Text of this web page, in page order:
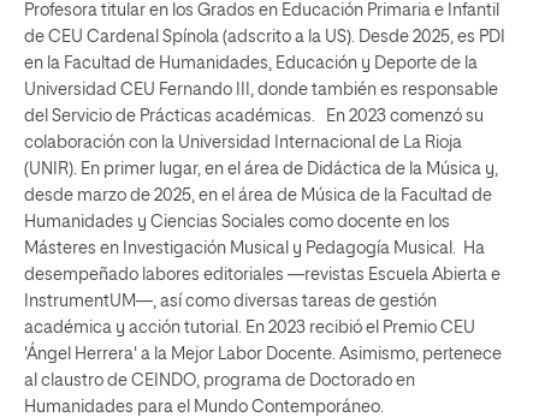
Profesora titular en los Grados en Educación Primaria e Infantil
de CEU Cardenal Spínola (adscrito a la US). Desde 2025, es PDI
en la Facultad de Humanidades, Educación y Deporte de la
Universidad CEU Fernando III, donde también es responsable
del Servicio de Prácticas académicas. En 2023 comenzó su
colaboración con la Universidad Internacional de La Rioja
(UNIR). En primer lugar, en el área de Didáctica de la Música y,
desde marzo de 2025, en el área de Música de la Facultad de
Humanidades y Ciencias Sociales como docente en los
Másteres en Investigación Musical y Pedagogía Musical. Ha
desempeñado labores editoriales —revistas Escuela Abierta e
InstrumentUM—, así como diversas tareas de gestión
académica y acción tutorial. En 2023 recibió el Premio CEU
'Ángel Herrera' a la Mejor Labor Docente. Asimismo, pertenece
al claustro de CEINDO, programa de Doctorado en
Humanidades para el Mundo Contemporáneo.